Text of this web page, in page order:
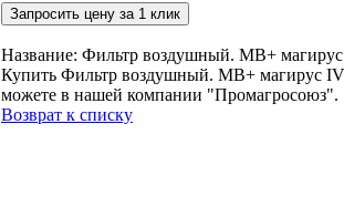
Запросить цену за 1 клик
Название: Фильтр воздушный. MB+
Купить Фильтр воздушный. MB+ магирус
можете в нашей компании "Промагросоюз".
Возврат к списку